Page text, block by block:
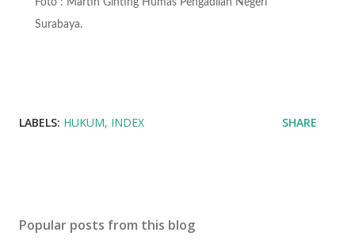
Foto : Martin Ginting Humas Pengadilan Negeri
Surabaya.
LABELS: HUKUM INDEX SHARE
Popular posts from this blog